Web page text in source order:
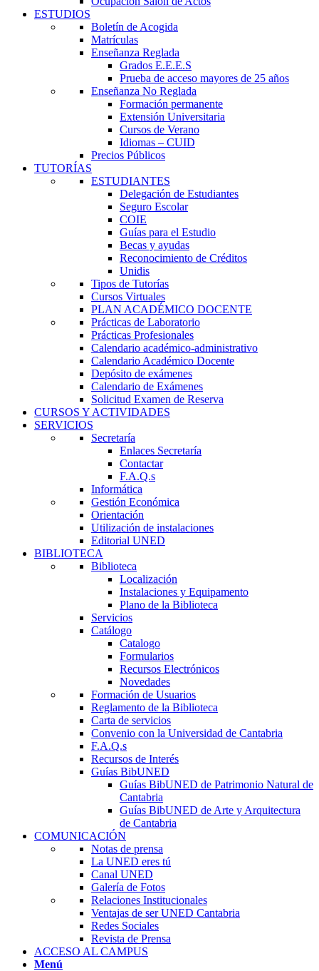
ESTUDIOS
Boletín de Acogida
Matrículas
Enseñanza Reglada
Grados E.E.E.S
Prueba de acceso mayores de 25 años
Enseñanza No Reglada
Formación permanente
Extensión Universitaria
Cursos de Verano
Idiomas – CUID
Precios Públicos
TUTORÍAS
ESTUDIANTES
Delegación de Estudiantes
Seguro Escolar
COIE
Guías para el Estudio
Becas y ayudas
Reconocimiento de Créditos
Unidis
Tipos de Tutorías
Cursos Virtuales
PLAN ACADÉMICO DOCENTE
Prácticas de Laboratorio
Prácticas Profesionales
Calendario académico-administrativo
Calendario Académico Docente
Depósito de exámenes
Calendario de Exámenes
Solicitud Examen de Reserva
CURSOS Y ACTIVIDADES
SERVICIOS
Secretaría
Enlaces Secretaría
Contactar
F.A.Q.s
Informática
Gestión Económica
Orientación
Utilización de instalaciones
Editorial UNED
BIBLIOTECA
Biblioteca
Localización
Instalaciones y Equipamento
Plano de la Biblioteca
Servicios
Catálogo
Catalogo
Formularios
Recursos Electrónicos
Novedades
Formación de Usuarios
Reglamento de la Biblioteca
Carta de servicios
Convenio con la Universidad de Cantabria
F.A.Q.s
Recursos de Interés
Guías BibUNED
Guías BibUNED de Patrimonio Natural de
Cantabria
Guías BibUNED de Arte y Arquitectura
de Cantabria
COMUNICACIÓN
Notas de prensa
La UNED eres tú
Canal UNED
Galería de Fotos
Relaciones Institucionales
Ventajas de ser UNED Cantabria
Redes Sociales
Revista de Prensa
ACCESO AL CAMPUS
Menú